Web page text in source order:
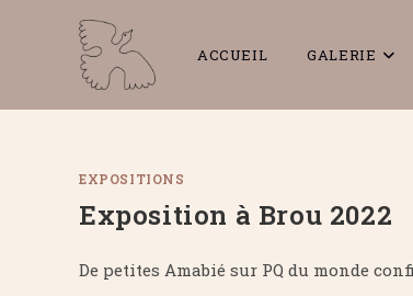
ACCUEIL GALERIE
EXPOSITIONS
Exposition à Brou 2022
De petites Amabié sur PQ du monde